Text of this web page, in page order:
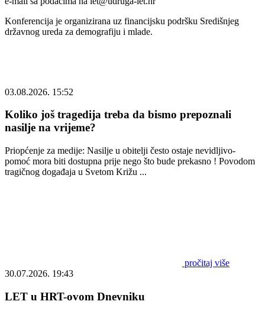
Konferencija je organizirana uz financijsku podršku Središnjeg
državnog ureda za demografiju i mlade.
03.08.2026. 15:52
Koliko još tragedija treba da bismo prepoznali
nasilje na vrijeme?
Priopćenje za medije: Nasilje u obitelji često ostaje nevidljivo-
pomoć mora biti dostupna prije nego što bude prekasno ! Povodom
tragičnog događaja u Svetom Križu ...
pročitaj više
30.07.2026. 19:43
LET u HRT-ovom Dnevniku